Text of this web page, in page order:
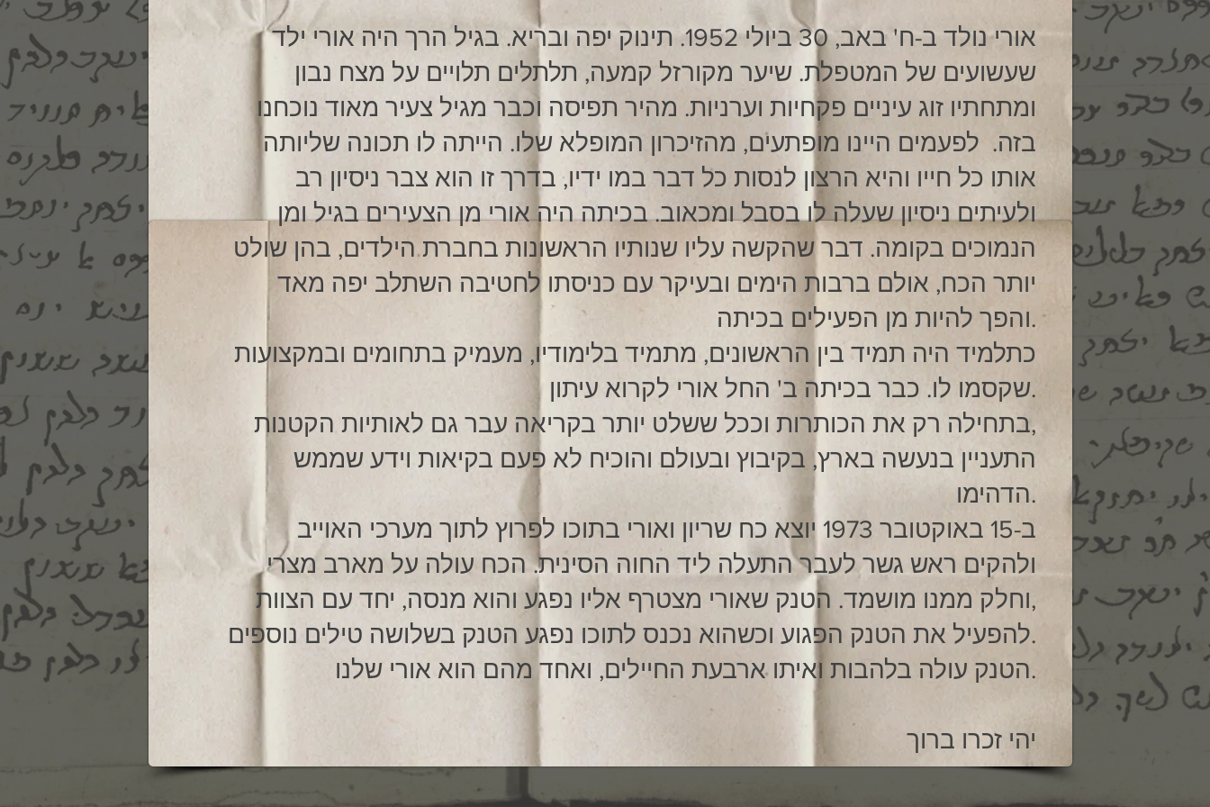
אורי נולד ב-ח' באב, 30 ביולי 1952. תינוק יפה ובריא. בגיל הרך היה אורי ילד
שעשועים של המטפלת. שיער מקורזל קמעה, תלתלים תלויים על מצח נבון
ומתחתיו זוג עיניים פקחיות וערניות. מהיר תפיסה וכבר מגיל צעיר מאוד נוכחנו
בזה. לפעמים היינו מופתעים, מהזיכרון המופלא שלו. הייתה לו תכונה שליותה
אותו כל חייו והיא הרצון לנסות כל דבר במו ידיו, בדרך זו הוא צבר ניסיון רב
ולעיתים ניסיון שעלה לו בסבל ומכאוב. בכיתה היה אורי מן הצעירים בגיל ומן
הנמוכים בקומה. דבר שהקשה עליו שנותיו הראשונות בחברת הילדים, בהן שולט
יותר הכח, אולם ברבות הימים ובעיקר עם כניסתו לחטיבה השתלב יפה מאד
והפך להיות מן הפעילים בכיתה.
כתלמיד היה תמיד בין הראשונים, מתמיד בלימודיו, מעמיק בתחומים ובמקצועות
שקסמו לו. כבר בכיתה ב' החל אורי לקרוא עיתון.
בתחילה רק את הכותרות וככל ששלט יותר בקריאה עבר גם לאותיות הקטנות,
התעניין בנעשה בארץ, בקיבוץ ובעולם והוכיח לא פעם בקיאות וידע שממש
הדהימו.
ב-15 באוקטובר 1973 יוצא כח שריון ואורי בתוכו לפרוץ לתוך מערכי האוייב
ולהקים ראש גשר לעבר התעלה ליד החוה הסינית. הכח עולה על מארב מצרי
וחלק ממנו מושמד. הטנק שאורי מצטרף אליו נפגע והוא מנסה, יחד עם הצוות,
להפעיל את הטנק הפגוע וכשהוא נכנס לתוכו נפגע הטנק בשלושה טילים נוספים.
הטנק עולה בלהבות ואיתו ארבעת החיילים, ואחד מהם הוא אורי שלנו.
יהי זכרו ברוך